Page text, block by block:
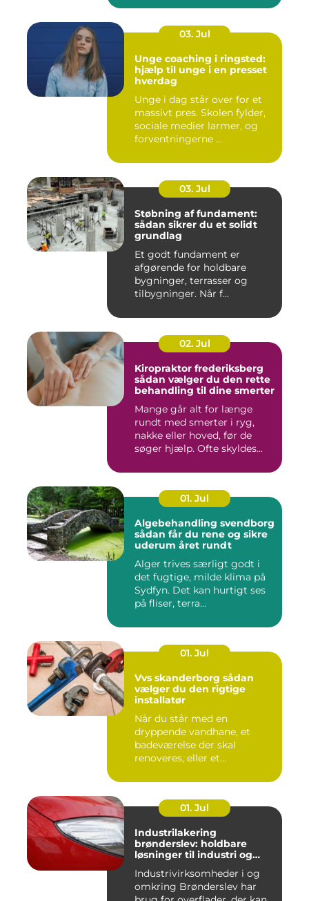
03. Jul
Unge coaching i ringsted:
hjælp til unge i en presset
hverdag
Unge i dag står over for et
massivt pres. Skolen fylder,
sociale medier larmer, og
forventningerne ...
03. Jul
Støbning af fundament:
sådan sikrer du et solidt
grundlag
Et godt fundament er
afgørende for holdbare
bygninger, terrasser og
tilbygninger. Når f...
02. Jul
Kiropraktor frederiksberg
sådan vælger du den rette
behandling til dine smerter
Mange går alt for længe
rundt med smerter i ryg,
nakke eller hoved, før de
søger hjælp. Ofte skyldes...
01. Jul
Algebehandling svendborg
sådan får du rene og sikre
uderum året rundt
Alger trives særligt godt i
det fugtige, milde klima på
Sydfyn. Det kan hurtigt ses
på fliser, terra...
01. Jul
Vvs skanderborg sådan
vælger du den rigtige
installatør
Når du står med en
dryppende vandhane, et
badeværelse der skal
renoveres, eller et
01. Jul
Industrilakering
brønderslev: holdbare
løsninger til industri og
Industrivirksomheder i og
omkring Brønderslev har